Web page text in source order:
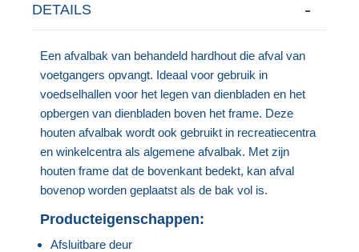
DETAILS
Een afvalbak van behandeld hardhout die afval van
voetgangers opvangt. Ideaal voor gebruik in
voedselhallen voor het legen van dienbladen en het
opbergen van dienbladen boven het frame. Deze
houten afvalbak wordt ook gebruikt in recreatiecentra
en winkelcentra als algemene afvalbak. Met zijn
houten frame dat de bovenkant bedekt, kan afval
bovenop worden geplaatst als de bak vol is.
Producteigenschappen:
Afsluitbare deur